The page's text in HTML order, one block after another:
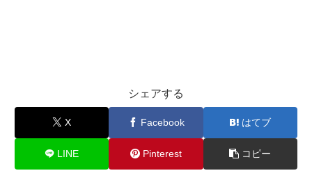
シェアする
X Facebook はてブ
LINE Pinterest コピー